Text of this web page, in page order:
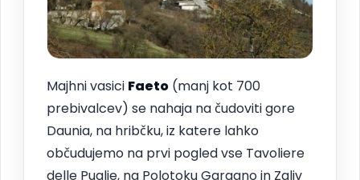
Majhni vasici Faeto (manj kot 700
prebivalcev) se nahaja na čudoviti gore
Daunia, na hribčku, iz katere lahko
občudujemo na prvi pogled vse Tavoliere
delle Puglie, na Polotoku Gargano in Zaliv